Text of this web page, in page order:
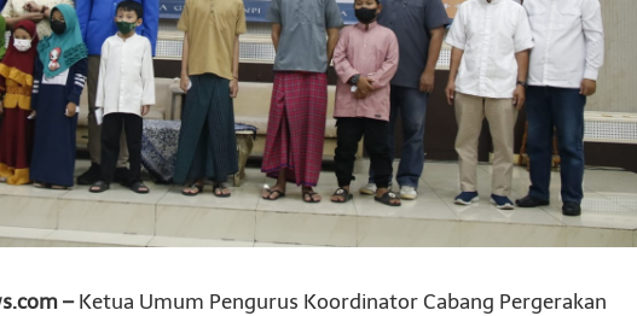
– Ketua Umum Pengurus Koordinator Cabang Pergerakan